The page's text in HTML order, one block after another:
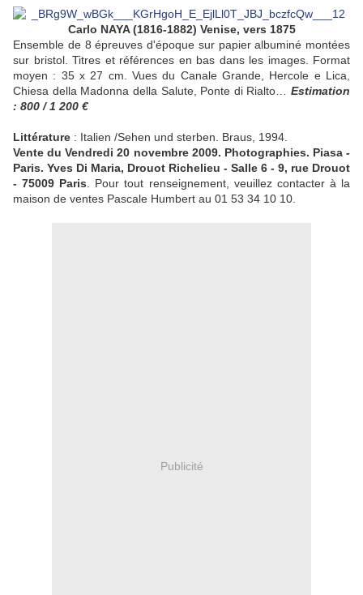
Carlo NAYA (1816-1882) Venise, vers 1875
Ensemble de 8 épreuves d'époque sur papier albuminé montées
sur bristol. Titres et références en bas dans les images. Format
moyen : 35 x 27 cm. Vues du Canale Grande, Hercole e Lica,
Chiesa della Madonna della Salute, Ponte di Rialto… Estimation
: 800 / 1 200 €
Littérature : Italien /Sehen und sterben. Braus, 1994.
Vente du Vendredi 20 novembre 2009. Photographies. Piasa -
Paris. Yves Di Maria, Drouot Richelieu - Salle 6 - 9, rue Drouot
- 75009 Paris . Pour tout renseignement, veuillez contacter à la
maison de ventes Pascale Humbert au 01 53 34 10 10.
Publicité